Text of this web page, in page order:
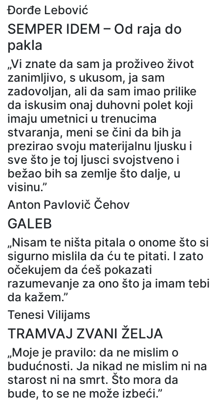
Đorđe Lebović
SEMPER IDEM – Od raja do
pakla
„Vi znate da sam ja proživeo život
zanimljivo, s ukusom, ja sam
zadovoljan, ali da sam imao prilike
da iskusim onaj duhovni polet koji
imaju umetnici u trenucima
stvaranja, meni se čini da bih ja
prezirao svoju materijalnu ljusku i
sve što je toj ljusci svojstveno i
bežao bih sa zemlje što dalje, u
visinu.”
Anton Pavlovič Čehov
GALEB
„Nisam te ništa pitala o onome što si
sigurno mislila da ću te pitati. I zato
očekujem da ćeš pokazati
razumevanje za ono što ja imam tebi
da kažem.”
Tenesi Vilijams
TRAMVAJ ZVANI ŽELJA
„Moje je pravilo: da ne mislim o
budućnosti. Ja nikad ne mislim ni na
starost ni na smrt. Što mora da
bude, to se ne može izbeći.”